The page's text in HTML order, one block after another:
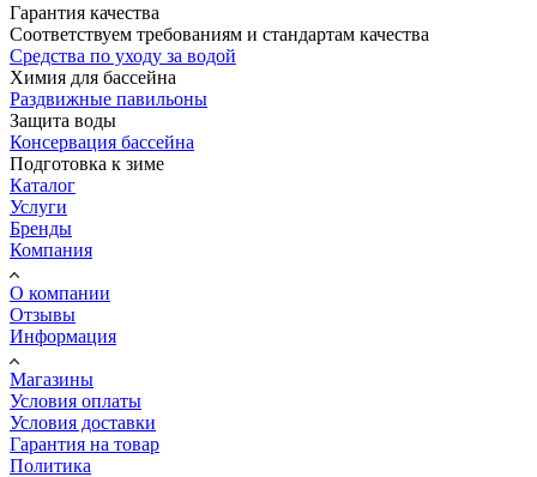
Гарантия качества
Соответствуем требованиям и стандартам качества
Средства по уходу за водой
Химия для бассейна
Раздвижные павильоны
Защита воды
Консервация бассейна
Подготовка к зиме
Каталог
Услуги
Бренды
Компания
О компании
Отзывы
Информация
Магазины
Условия оплаты
Условия доставки
Гарантия на товар
Политика